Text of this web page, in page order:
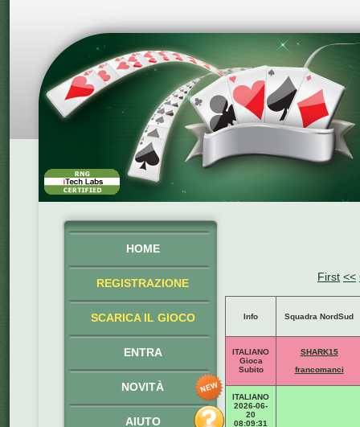
HOME
REGISTRAZIONE
SCARICA IL GIOCO
ENTRA
NOVITÀ
AIUTO
First <<
Info Squadra NordSud
ITALIANO
Gioca
Subito
SHARK15
francomanci
ITALIANO
2026-06-
20
08:09:31